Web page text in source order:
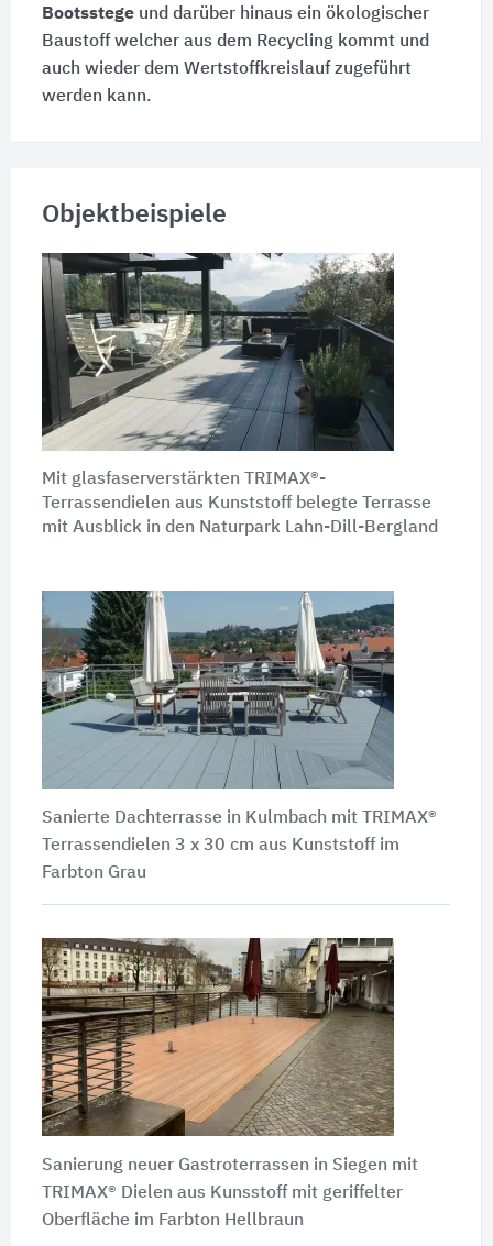
Bootsstegeund darüber hinaus ein ökologischer
Baustoff welcher aus dem Recycling kommt und
auch wieder dem Wertstoffkreislauf zugeführt
werden kann.
Objektbeispiele
Mit glasfaserverstärkten TRIMAX®-
Terrassendielen aus Kunststoff belegte Terrasse
mit Ausblick in den Naturpark Lahn-Dill-Bergland
Sanierte Dachterrasse in Kulmbach mit TRIMAX®
Terrassendielen 3 x 30 cm aus Kunststoff im
Farbton Grau
Sanierung neuer Gastroterrassen in Siegen mit
TRIMAX® Dielen aus Kunsstoff mit geriffelter
Oberfläche im Farbton Hellbraun